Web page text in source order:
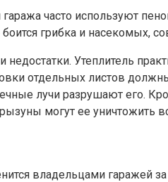
гаража часто используют
боится грибка и насекомых,
недостатки. Утеплитель
отдельных листов
лучи разрушают его.
могут ее уничтожить
владельцами гаражей